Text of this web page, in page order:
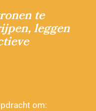
te
leggen
om: